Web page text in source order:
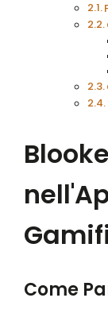
Come